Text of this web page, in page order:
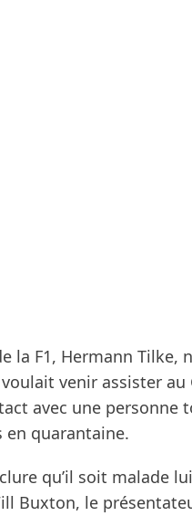
la F1, Hermann Tilke,
voulait venir assister
avec une personne
en quarantaine.
qu’il soit malade
Buxton, le